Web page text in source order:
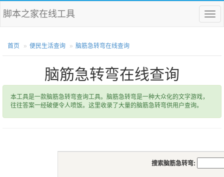
菜
单
脚本之家在线工具
首页 便民生活查询 脑筋急转弯在线查询
脑筋急转弯在线查询
本工具是一款脑筋急转弯查询工具。脑筋急转弯是一种大众化的文字游戏，
往往答案一经破便令人喷饭。这里收录了大量的脑筋急转弯供用户查询。
搜索脑筋急转弯: